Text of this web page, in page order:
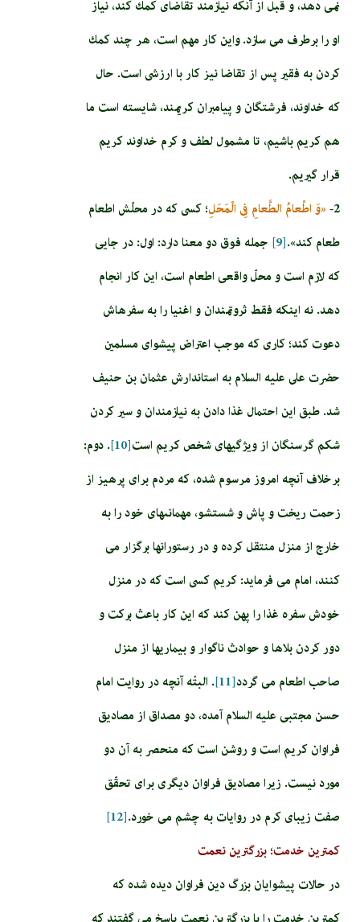
نمى‏ دهد، و قبل از آنكه نيازمند تقاضاى كمك كند، نياز
او را برطرف مى‏ سازد. واين كار مهم است، هر چند كمك
كردن به فقير پس از تقاضا نيز كار با ارزشى است. حال
كه خداوند، فرشتگان و پيامبران كريمند، شايسته است ما
هم كريم باشيم، تا مشمول لطف و كرم خداوند كريم
قرار گيريم.
2- «وَ اطْعامُ الطَّعامِ فِى الْمَحَلِ‏؛ كسى كه در محلّش اطعام
طعام كند».[9]
جمله فوق دو معنا دارد: اول: در جايى
كه لازم است و محلّ واقعى اطعام است، اين ‏كار انجام
دهد. نه اينكه فقط ثروتمندان و اغنيا را به سفره‏اش
دعوت كند؛ كارى كه موجب اعتراض پيشواى مسلمين
حضرت على عليه السلام به استاندارش عثمان بن حنيف
شد. طبق اين احتمال غذا دادن به نيازمندان و سير كردن
شكم گرسنگان از ويژگي­هاى شخص كريم است[10]
. دوم:
برخلاف آنچه امروز مرسوم شده، كه مردم براى پرهيز از
زحمت ريخت و پاش و شستشو، مهمانى‏هاى خود را به
خارج از منزل منتقل كرده و در رستورانها برگزار مى‏
كنند، امام مى‏ فرمايد: كريم كسى است كه در منزل
خودش سفره غذا را پهن كند كه اين كار باعث بركت و
دور كردن بلاها و حوادث ناگوار و بيماريها از منزل
صاحب اطعام مى‏ گردد[11]
. البتّه آنچه در روايت امام
حسن مجتبى عليه السلام آمده، دو مصداق از مصاديق
فراوان كريم است و روشن است كه منحصر به آن دو
مورد نيست. زيرا مصاديق فراوان ديگرى براى تحقّق
صفت زيباى كرم در روايات به چشم مى‏ خورد.[12]
کمترین خدمت؛ بزرگترین نعمت
در حالات پيشوايان بزرگ دين فراوان ديده شده كه